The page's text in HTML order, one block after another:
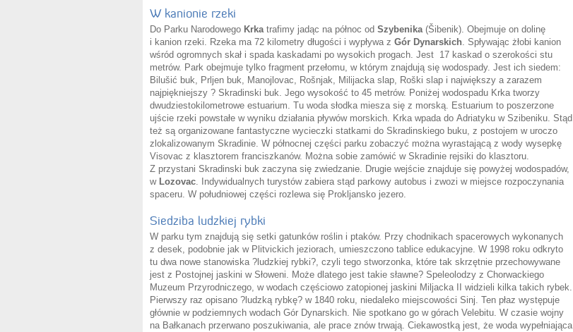
W kanionie rzeki
Do Parku Narodowego Krkatrafimy jadąc na północ od Szybenika(Šibenik). Obejmuje on dolinę
i kanion rzeki. Rzeka ma 72 kilometry długości i wypływa z Gór Dynarskich. Spływając żłobi kanion
wśród ogromnych skał i spada kaskadami po wysokich progach. Jest 17 kaskad o szerokości stu
metrów. Park obejmuje tylko fragment przełomu, w którym znajdują się wodospady. Jest ich siedem:
Bilušić buk, Prljen buk, Manojlovac, Rošnjak, Milijacka slap, Roški slap i największy a zarazem
najpiękniejszy ? Skradinski buk. Jego wysokość to 45 metrów. Poniżej wodospadu Krka tworzy
dwudziestokilometrowe estuarium. Tu woda słodka miesza się z morską. Estuarium to poszerzone
ujście rzeki powstałe w wyniku działania pływów morskich. Krka wpada do Adriatyku w Szibeniku. Stąd
też są organizowane fantastyczne wycieczki statkami do Skradinskiego buku, z postojem w uroczo
zlokalizowanym Skradinie. W północnej części parku zobaczyć można wyrastającą z wody wysepkę
Visovac z klasztorem franciszkanów. Można sobie zamówić w Skradinie rejsiki do klasztoru.
Z przystani Skradinski buk zaczyna się zwiedzanie. Drugie wejście znajduje się powyżej wodospadów,
w Lozovac. Indywidualnych turystów zabiera stąd parkowy autobus i zwozi w miejsce rozpoczynania
spaceru. W południowej części rozlewa się Prokljansko jezero.
Siedziba ludzkiej rybki
W parku tym znajdują się setki gatunków roślin i ptaków. Przy chodnikach spacerowych wykonanych
z desek, podobnie jak w Plitvickich jeziorach, umieszczono tablice edukacyjne. W 1998 roku odkryto
tu dwa nowe stanowiska ?ludzkiej rybki?, czyli tego stworzonka, które tak skrzętnie przechowywane
jest z Postojnej jaskini w Słoweni. Może dlatego jest takie sławne? Speleolodzy z Chorwackiego
Muzeum Przyrodniczego, w wodach częściowo zatopionej jaskini Miljacka II widzieli kilka takich rybek.
Pierwszy raz opisano ?ludzką rybkę? w 1840 roku, niedaleko miejscowości Sinj. Ten płaz występuje
głównie w podziemnych wodach Gór Dynarskich. Nie spotkano go w górach Velebitu. W czasie wojny
na Bałkanach przerwano poszukiwania, ale prace znów trwają. Ciekawostką jest, że woda wypełniająca